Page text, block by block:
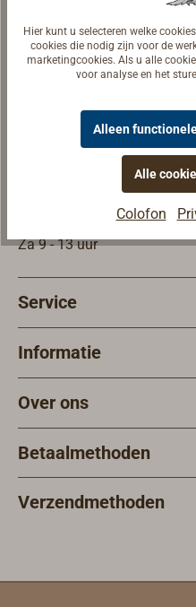
Scheepsuitrusting |
Winkel & Tentoonstelling
TOPLICHT GmbH
Ma - Vr 9 - 18 uur
Za 9 - 13 uur
Service
Informatie
Over ons
Betaalmethoden
Verzendmethoden
Hier kunt u selecteren welke
cookies die nodig zijn voor de
marketingcookies. Als u alle
voor analyse en het
Alleen
Alle
Colofon